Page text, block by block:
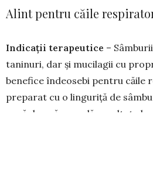
Alint pentru căile
Indicații terapeutice –
taninuri, dar și mucilagii cu
benefice îndeo­sebi pentru căile
prepa­rat cu o linguriță de
cană de apă rece dă rezul­tate